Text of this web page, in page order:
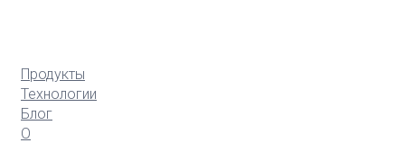
Продукты
Технологии
Блог
О